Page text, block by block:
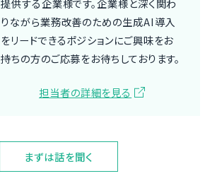
提供する企業様です。企業様と深く関わ
りながら業務改善のための生成AI導入
をリードできるポジションにご興味をお
持ちの方のご応募をお待ちしております。
担当者の詳細を見る
まずは話を聞く